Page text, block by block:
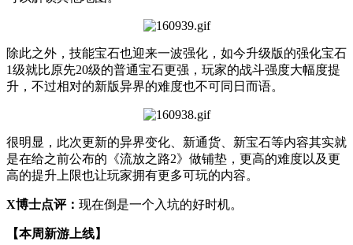
除此之外，技能宝石也迎来一波强化，如今升级版的强化宝石
1级就比原先20级的普通宝石更强，玩家的战斗强度大幅度提
升，不过相对的新版异界的难度也不可同日而语。
很明显，此次更新的异界变化、新通货、新宝石等内容其实就
是在给之前公布的《流放之路2》做铺垫，更高的难度以及更
高的提升上限也让玩家拥有更多可玩的内容。
X博士点评： 现在倒是一个入坑的好时机。
【本周新游上线】